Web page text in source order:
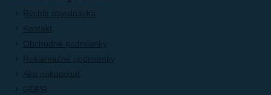
Rýchla objednávka
Kontakt
Obchodné podmienky
Reklamačné podmienky
Ako nakupovať
GDPR